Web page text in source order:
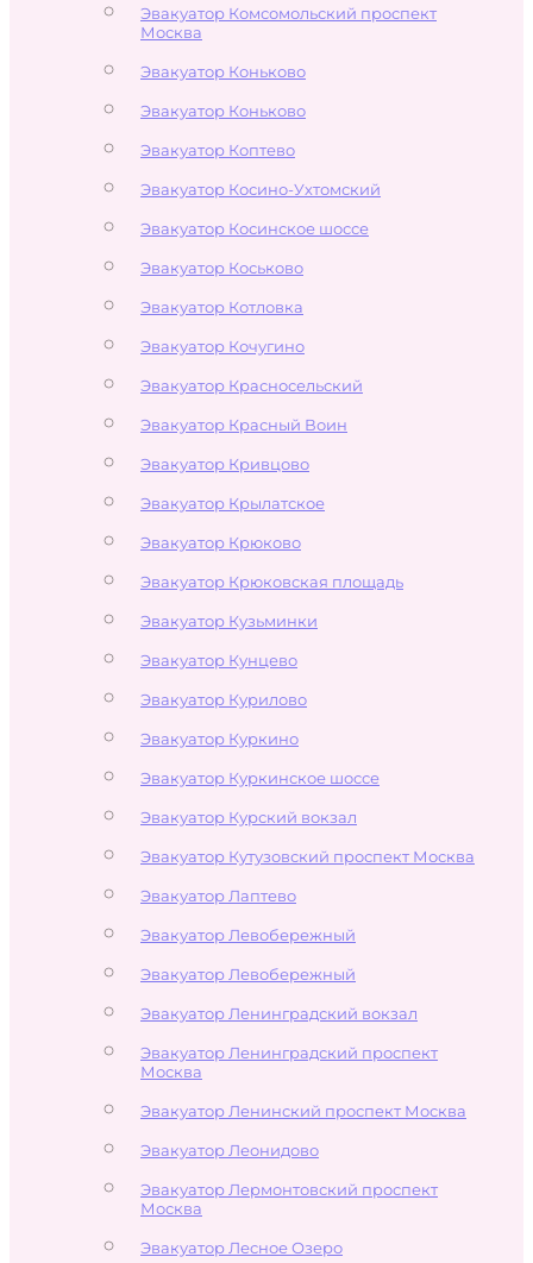
Эвакуатор Комсомольский проспект
Москва
Эвакуатор Коньково
Эвакуатор Коньково
Эвакуатор Коптево
Эвакуатор Косино-Ухтомский
Эвакуатор Косинское шоссе
Эвакуатор Коськово
Эвакуатор Котловка
Эвакуатор Кочугино
Эвакуатор Красносельский
Эвакуатор Красный Воин
Эвакуатор Кривцово
Эвакуатор Крылатское
Эвакуатор Крюково
Эвакуатор Крюковская площадь
Эвакуатор Кузьминки
Эвакуатор Кунцево
Эвакуатор Курилово
Эвакуатор Куркино
Эвакуатор Куркинское шоссе
Эвакуатор Курский вокзал
Эвакуатор Кутузовский проспект Москва
Эвакуатор Лаптево
Эвакуатор Левобережный
Эвакуатор Левобережный
Эвакуатор Ленинградский вокзал
Эвакуатор Ленинградский проспект
Москва
Эвакуатор Ленинский проспект Москва
Эвакуатор Леонидово
Эвакуатор Лермонтовский проспект
Москва
Эвакуатор Лесное Озеро